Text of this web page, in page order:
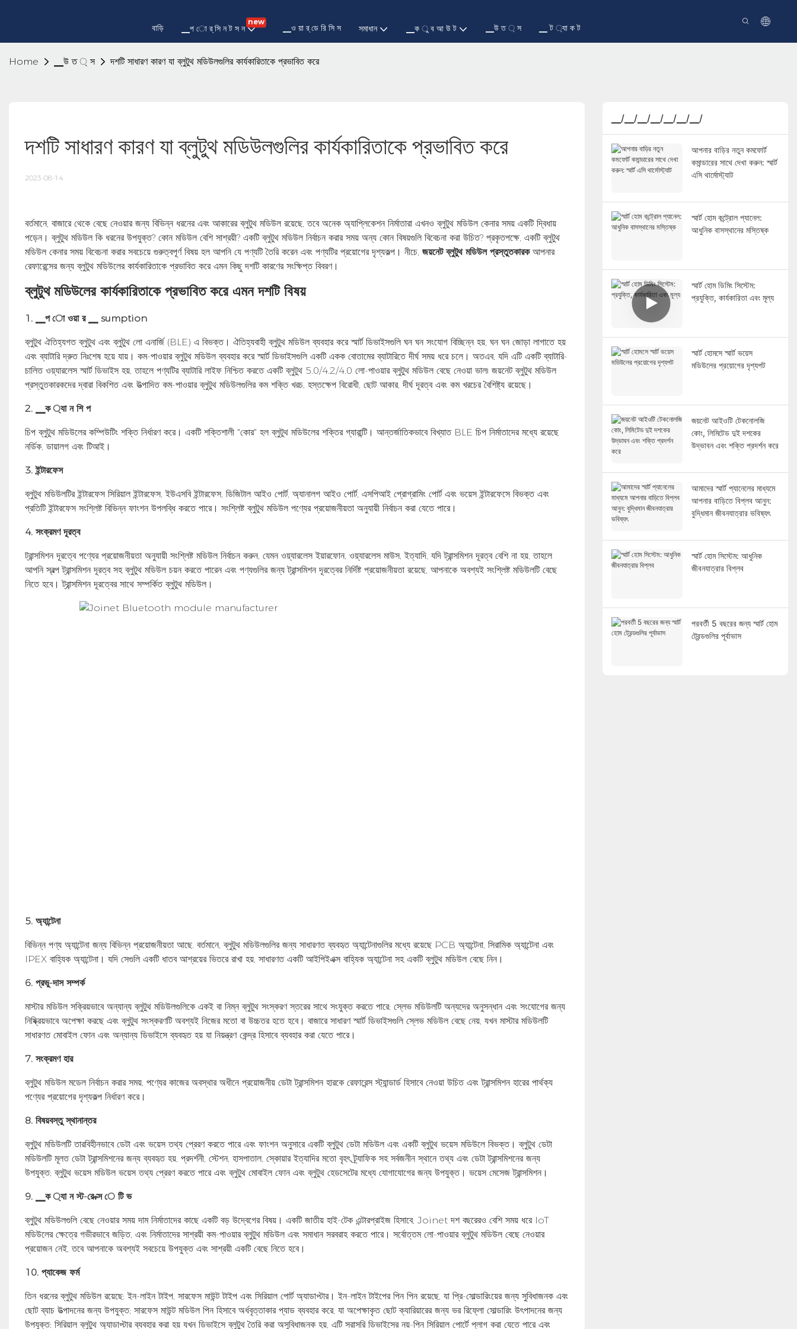
বাড়ি ▁প ো র্ সি ন ট স ন
new
▁ও য়া র্ ডে রি সি স সমাধান ▁ক ু ব আ উ ট ▁উ ত ্ স ▁ ট ্যা ক ট
Home ▁উ ত ্ স দশটি সাধারণ কারণ যা ব্লুটুথ মডিউলগুলির কার্যকারিতাকে প্রভাবিত করে
দশটি সাধারণ কারণ যা ব্লুটুথ মডিউলগুলির কার্যকারিতাকে প্রভাবিত করে
2023-08-14
বর্তমানে, বাজারে থেকে বেছে নেওয়ার জন্য বিভিন্ন ধরনের এবং আকারের ব্লুটুথ মডিউল রয়েছে, তবে অনেক অ্যাপ্লিকেশন নির্মাতারা এখনও ব্লুটুথ মডিউল কেনার সময় একটি দ্বিধায়
পড়েন। ব্লুটুথ মডিউল কি ধরনের উপযুক্ত? কোন মডিউল বেশি সাশ্রয়ী? একটি ব্লুটুথ মডিউল নির্বাচন করার সময় অন্য কোন বিষয়গুলি বিবেচনা করা উচিত? প্রকৃতপক্ষে, একটি ব্লুটুথ
মডিউল কেনার সময় বিবেচনা করার সবচেয়ে গুরুত্বপূর্ণ বিষয় হল আপনি যে পণ্যটি তৈরি করেন এবং পণ্যটির প্রয়োগের দৃশ্যকল্প। নীচে, জয়নেট ব্লুটুথ মডিউল প্রস্তুতকারক আপনার
রেফারেন্সের জন্য ব্লুটুথ মডিউলের কার্যকারিতাকে প্রভাবিত করে এমন কিছু দশটি কারণের সংক্ষিপ্ত বিবরণ।
ব্লুটুথ মডিউলের কার্যকারিতাকে প্রভাবিত করে এমন দশটি বিষয়
1. ▁প ো ওয়া র ▁ sumption
ব্লুটুথ ঐতিহ্যগত ব্লুটুথ এবং ব্লুটুথ লো এনার্জি (BLE) এ বিভক্ত। ঐতিহ্যবাহী ব্লুটুথ মডিউল ব্যবহার করে স্মার্ট ডিভাইসগুলি ঘন ঘন সংযোগ বিচ্ছিন্ন হয়, ঘন ঘন জোড়া লাগাতে হয়
এবং ব্যাটারি দ্রুত নিঃশেষ হয়ে যায়। কম-পাওয়ার ব্লুটুথ মডিউল ব্যবহার করে স্মার্ট ডিভাইসগুলি একটি একক বোতামের ব্যাটারিতে দীর্ঘ সময় ধরে চলে। অতএব, যদি এটি একটি ব্যাটারি-
চালিত ওয়্যারলেস স্মার্ট ডিভাইস হয়, তাহলে পণ্যটির ব্যাটারি লাইফ নিশ্চিত করতে একটি ব্লুটুথ 5.0/4.2/4.0 লো-পাওয়ার ব্লুটুথ মডিউল বেছে নেওয়া ভাল৷ জয়নেট ব্লুটুথ মডিউল
প্রস্তুতকারকদের দ্বারা বিকশিত এবং উত্পাদিত কম-পাওয়ার ব্লুটুথ মডিউলগুলির কম শক্তি খরচ, হস্তক্ষেপ বিরোধী, ছোট আকার, দীর্ঘ দূরত্ব এবং কম খরচের বৈশিষ্ট্য রয়েছে।
2. ▁ক ্যা ন শি প
চিপ ব্লুটুথ মডিউলের কম্পিউটিং শক্তি নির্ধারণ করে। একটি শক্তিশালী "কোর" হল ব্লুটুথ মডিউলের শক্তির গ্যারান্টি। আন্তর্জাতিকভাবে বিখ্যাত BLE চিপ নির্মাতাদের মধ্যে রয়েছে
নর্ডিক, ডায়ালগ এবং টিআই।
3. ইন্টারফেস
ব্লুটুথ মডিউলটির ইন্টারফেস সিরিয়াল ইন্টারফেস, ইউএসবি ইন্টারফেস, ডিজিটাল আইও পোর্ট, অ্যানালগ আইও পোর্ট, এসপিআই প্রোগ্রামিং পোর্ট এবং ভয়েস ইন্টারফেসে বিভক্ত এবং
প্রতিটি ইন্টারফেস সংশ্লিষ্ট বিভিন্ন ফাংশন উপলব্ধি করতে পারে। সংশ্লিষ্ট ব্লুটুথ মডিউল পণ্যের প্রয়োজনীয়তা অনুযায়ী নির্বাচন করা যেতে পারে।
4. সংক্রমণ দূরত্ব
ট্রান্সমিশন দূরত্বে পণ্যের প্রয়োজনীয়তা অনুযায়ী সংশ্লিষ্ট মডিউল নির্বাচন করুন, যেমন ওয়্যারলেস ইয়ারফোন, ওয়্যারলেস মাউস, ইত্যাদি, যদি ট্রান্সমিশন দূরত্ব বেশি না হয়, তাহলে
আপনি স্বল্প ট্রান্সমিশন দূরত্ব সহ ব্লুটুথ মডিউল চয়ন করতে পারেন এবং পণ্যগুলির জন্য ট্রান্সমিশন দূরত্বের নির্দিষ্ট প্রয়োজনীয়তা রয়েছে, আপনাকে অবশ্যই সংশ্লিষ্ট মডিউলটি বেছে
নিতে হবে। ট্রান্সমিশন দূরত্বের সাথে সম্পর্কিত ব্লুটুথ মডিউল।
5. অ্যান্টেনা
বিভিন্ন পণ্য অ্যান্টেনা জন্য বিভিন্ন প্রয়োজনীয়তা আছে. বর্তমানে, ব্লুটুথ মডিউলগুলির জন্য সাধারণত ব্যবহৃত অ্যান্টেনাগুলির মধ্যে রয়েছে PCB অ্যান্টেনা, সিরামিক অ্যান্টেনা এবং
IPEX বাহ্যিক অ্যান্টেনা। যদি সেগুলি একটি ধাতব আশ্রয়ের ভিতরে রাখা হয়, সাধারণত একটি আইপিইএক্স বাহ্যিক অ্যান্টেনা সহ একটি ব্লুটুথ মডিউল বেছে নিন।
6. প্রভু-দাস সম্পর্ক
মাস্টার মডিউল সক্রিয়ভাবে অন্যান্য ব্লুটুথ মডিউলগুলিকে একই বা নিম্ন ব্লুটুথ সংস্করণ স্তরের সাথে সংযুক্ত করতে পারে; স্লেভ মডিউলটি অন্যদের অনুসন্ধান এবং সংযোগের জন্য
নিষ্ক্রিয়ভাবে অপেক্ষা করছে এবং ব্লুটুথ সংস্করণটি অবশ্যই নিজের মতো বা উচ্চতর হতে হবে। বাজারে সাধারণ স্মার্ট ডিভাইসগুলি স্লেভ মডিউল বেছে নেয়, যখন মাস্টার মডিউলটি
সাধারণত মোবাইল ফোন এবং অন্যান্য ডিভাইসে ব্যবহৃত হয় যা নিয়ন্ত্রণ কেন্দ্র হিসাবে ব্যবহার করা যেতে পারে।
7. সংক্রমণ হার
ব্লুটুথ মডিউল মডেল নির্বাচন করার সময়, পণ্যের কাজের অবস্থার অধীনে প্রয়োজনীয় ডেটা ট্রান্সমিশন হারকে রেফারেন্স স্ট্যান্ডার্ড হিসাবে নেওয়া উচিত এবং ট্রান্সমিশন হারের পার্থক্য
পণ্যের প্রয়োগের দৃশ্যকল্প নির্ধারণ করে।
8. বিষয়বস্তু স্থানান্তর
ব্লুটুথ মডিউলটি তারবিহীনভাবে ডেটা এবং ভয়েস তথ্য প্রেরণ করতে পারে এবং ফাংশন অনুসারে একটি ব্লুটুথ ডেটা মডিউল এবং একটি ব্লুটুথ ভয়েস মডিউলে বিভক্ত। ব্লুটুথ ডেটা
মডিউলটি মূলত ডেটা ট্রান্সমিশনের জন্য ব্যবহৃত হয়, প্রদর্শনী, স্টেশন, হাসপাতাল, স্কোয়ার ইত্যাদির মতো বৃহৎ ট্র্যাফিক সহ সর্বজনীন স্থানে তথ্য এবং ডেটা ট্রান্সমিশনের জন্য
উপযুক্ত; ব্লুটুথ ভয়েস মডিউল ভয়েস তথ্য প্রেরণ করতে পারে এবং ব্লুটুথ মোবাইল ফোন এবং ব্লুটুথ হেডসেটের মধ্যে যোগাযোগের জন্য উপযুক্ত। ভয়েস মেসেজ ট্রান্সমিশন।
9. ▁ক ্যা ন স্ট-রে ক্স ে টি ভ
ব্লুটুথ মডিউলগুলি বেছে নেওয়ার সময় দাম নির্মাতাদের কাছে একটি বড় উদ্বেগের বিষয়। একটি জাতীয় হাই-টেক এন্টারপ্রাইজ হিসাবে, Joinet দশ বছরেরও বেশি সময় ধরে IoT
মডিউলের ক্ষেত্রে গভীরভাবে জড়িত, এবং নির্মাতাদের সাশ্রয়ী কম-পাওয়ার ব্লুটুথ মডিউল এবং সমাধান সরবরাহ করতে পারে। সর্বোত্তম লো-পাওয়ার ব্লুটুথ মডিউল বেছে নেওয়ার
প্রয়োজন নেই, তবে আপনাকে অবশ্যই সবচেয়ে উপযুক্ত এবং সাশ্রয়ী একটি বেছে নিতে হবে।
10. প্যাকেজ ফর্ম
তিন ধরনের ব্লুটুথ মডিউল রয়েছে: ইন-লাইন টাইপ, সারফেস মাউন্ট টাইপ এবং সিরিয়াল পোর্ট অ্যাডাপ্টার। ইন-লাইন টাইপের পিন পিন রয়েছে, যা প্রি-সোল্ডারিংয়ের জন্য সুবিধাজনক এবং
ছোট ব্যাচ উত্পাদনের জন্য উপযুক্ত; সারফেস মাউন্ট মডিউল পিন হিসাবে অর্ধবৃত্তাকার প্যাড ব্যবহার করে, যা অপেক্ষাকৃত ছোট ক্যারিয়ারের জন্য ভর রিফ্লো সোল্ডারিং উৎপাদনের জন্য
উপযুক্ত; সিরিয়াল ব্লুটুথ অ্যাডাপ্টার ব্যবহার করা হয় যখন ডিভাইসে ব্লুটুথ তৈরি করা অসুবিধাজনক হয়, এটি সরাসরি ডিভাইসের নয়-পিন সিরিয়াল পোর্টে প্লাগ করা যেতে পারে এবং
▁/▁/▁/▁/▁/▁/▁/
আপনার বাড়ির নতুন কমফোর্ট
কমান্ডারের সাথে দেখা করুন: স্মার্ট
এসি থার্মোস্ট্যাট
স্মার্ট হোম কন্ট্রোল প্যানেল:
আধুনিক বাসস্থানের মস্তিষ্ক
স্মার্ট হোম ডিমিং সিস্টেম:
প্রযুক্তি, কার্যকারিতা এবং মূল্য
স্মার্ট হোমসে স্মার্ট ভয়েস
মডিউলের প্রয়োগের দৃশ্যপট
জয়নেট আইওটি টেকনোলজি
কোং, লিমিটেড দুই দশকের
উদ্ভাবন এবং শক্তি প্রদর্শন করে
আমাদের স্মার্ট প্যানেলের মাধ্যমে
আপনার বাড়িতে বিপ্লব আনুন:
বুদ্ধিমান জীবনযাত্রার ভবিষ্যৎ
স্মার্ট হোম সিস্টেম: আধুনিক
জীবনযাত্রার বিপ্লব
পরবর্তী 5 বছরের জন্য স্মার্ট হোম
ট্রেন্ডগুলির পূর্বাভাস